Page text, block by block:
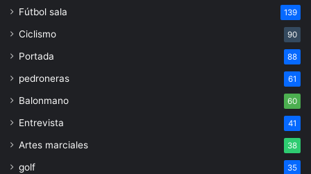
Fútbol sala 139
Ciclismo 90
Portada 88
pedroneras 61
Balonmano 60
Entrevista 41
Artes marciales 38
golf 35